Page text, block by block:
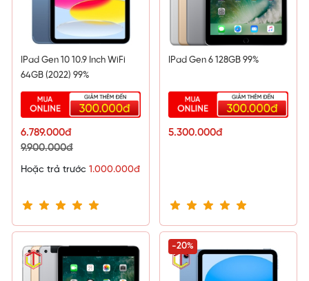
IPad Gen 10 10.9 Inch WiFi
64GB (2022) 99%
6.789.000đ
9.900.000đ
Hoặc trả trước 1.000.000đ
IPad Gen 6 128GB 99%
5.300.000đ
-20%